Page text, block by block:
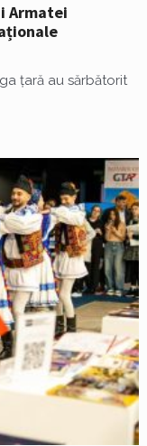
Armatei
țară au sărbătorit